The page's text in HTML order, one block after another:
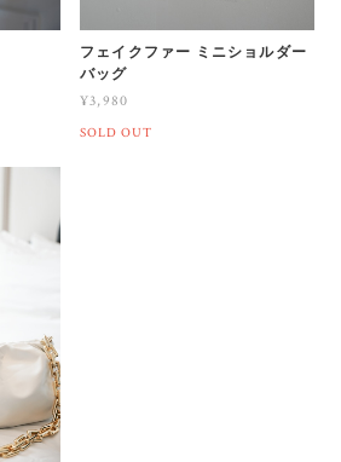
フェイクファー ミニショルダー
バッグ
¥3,980
SOLD OUT